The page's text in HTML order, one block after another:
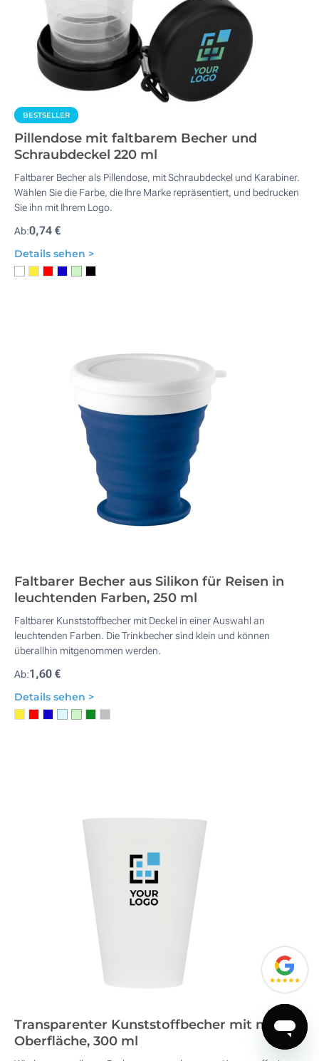
BESTSELLER
Pillendose mit faltbarem Becher und
Schraubdeckel 220 ml
Faltbarer Becher als Pillendose, mit Schraubdeckel und Karabiner.
Wählen Sie die Farbe, die Ihre Marke repräsentiert, und bedrucken
Sie ihn mit Ihrem Logo.
Ab:0,74 €
Details sehen >
Faltbarer Becher aus Silikon für Reisen in
leuchtenden Farben, 250 ml
Faltbarer Kunststoffbecher mit Deckel in einer Auswahl an
leuchtenden Farben. Die Trinkbecher sind klein und können
überallhin mitgenommen werden.
Ab:1,60 €
Details sehen >
Transparenter Kunststoffbecher mit matter
Oberfläche, 300 ml